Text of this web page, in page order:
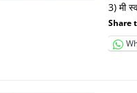
3) मी
Share